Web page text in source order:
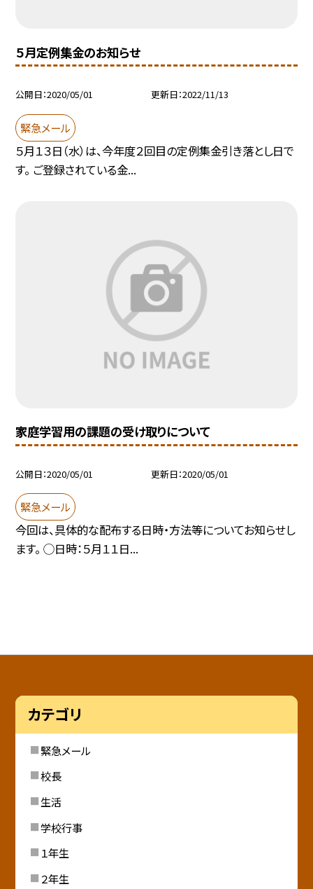
５月定例集金のお知らせ
公開日 2020/05/01 更新日 2022/11/13
緊急メール
５月１３日（水）は、今年度２回目の定例集金引き落とし日で
す。 ご登録されている金...
家庭学習用の課題の受け取りについて
公開日 2020/05/01 更新日 2020/05/01
緊急メール
今回は、具体的な配布する日時・方法等についてお知らせし
ます。 ◯日時：５月１１日...
カテゴリ
緊急メール
校長
生活
学校行事
１年生
２年生